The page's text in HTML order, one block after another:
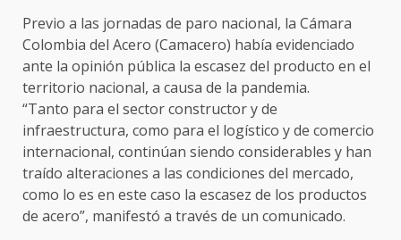
Previo a las jornadas de paro nacional, la Cámara
Colombia del Acero (Camacero) había evidenciado
ante la opinión pública la escasez del producto en el
territorio nacional, a causa de la pandemia.
“Tanto para el sector constructor y de
infraestructura, como para el logístico y de comercio
internacional, continúan siendo considerables y han
traído alteraciones a las condiciones del mercado,
como lo es en este caso la escasez de los productos
de acero”, manifestó a través de un comunicado.